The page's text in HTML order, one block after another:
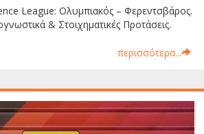
League: Ολυμπιακός – Φερεντσβάρος.
& Στοιχηματικές Προτάσεις.
περισσότερα...